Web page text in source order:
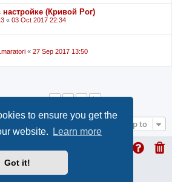
to ensure you get the
website.
Learn more
Got it!
(Кривой Рог)
« 03 Oct 2017 22:34
« 27 Sep 2017 13:50
1 2 3
Jump to